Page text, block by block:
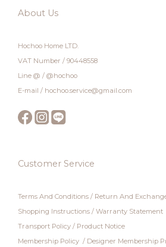
About Us
Hochoo Home LTD.
VAT Number / 90448558
Line @ / @hochoo
E-mail / hochoo.service@gmail.com
Customer Service
Terms And Conditions / Return And
Shopping Instructions / Warranty Statement
Transport Policy / Product Notice
Membership Policy / Designer Membership